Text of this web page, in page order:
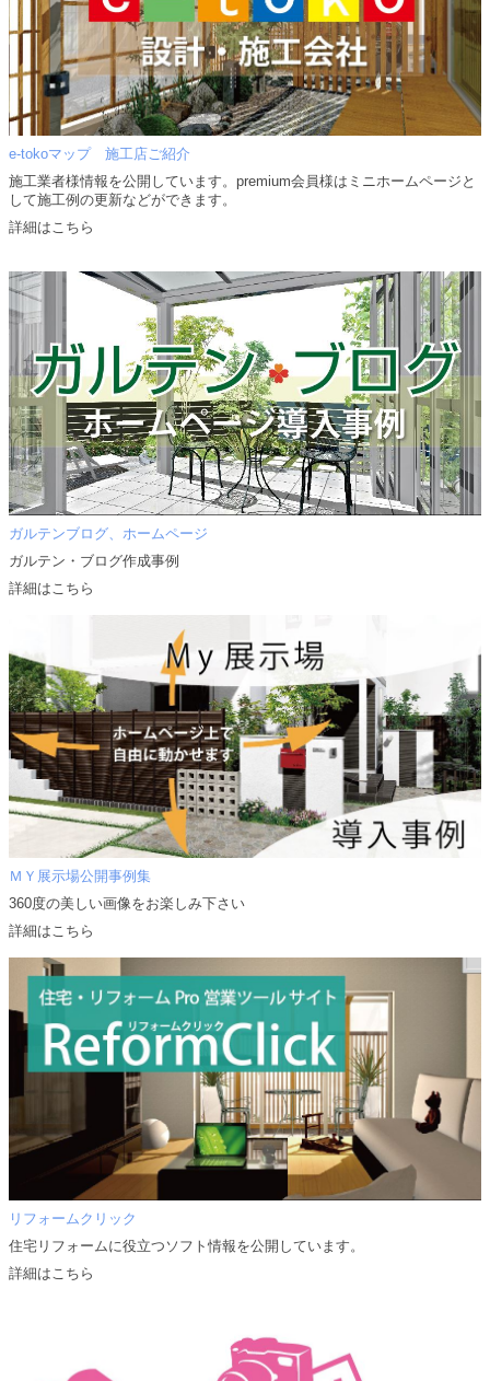
e-tokoマップ 施工店ご紹介
施工業者様情報を公開しています。premium会員様はミニホームページと
して施工例の更新などができます。
詳細はこちら
ガルテンブログ、ホームページ
ガルテン・ブログ作成事例
詳細はこちら
ＭＹ展示場公開事例集
360度の美しい画像をお楽しみ下さい
詳細はこちら
リフォームクリック
住宅リフォームに役立つソフト情報を公開しています。
詳細はこちら